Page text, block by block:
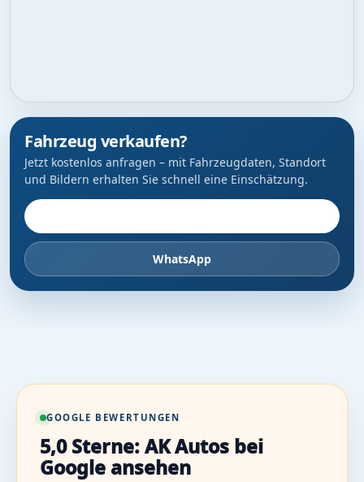
Fahrzeug verkaufen?
Jetzt kostenlos anfragen – mit Fahrzeugdaten, Standort
und Bildern erhalten Sie schnell eine Einschätzung.
WhatsApp
GOOGLE BEWERTUNGEN
5,0 Sterne: AK Autos bei
Google ansehen